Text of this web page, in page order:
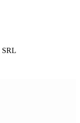
SRL